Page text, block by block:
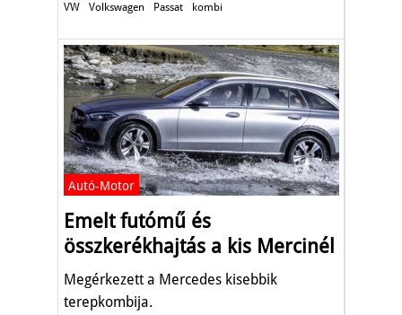
VW Volkswagen Passat kombi
Autó-Motor
Emelt futómű és
összkerékhajtás a kis Mercinél
Megérkezett a Mercedes kisebbik
terepkombija.